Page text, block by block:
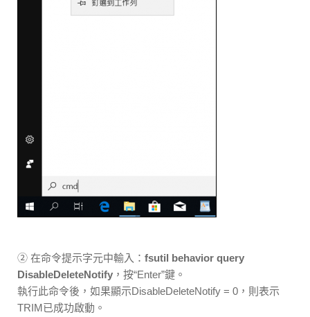
② 在命令提示字元中輸入： fsutil behavior query
DisableDeleteNotify ，按“Enter”鍵。
執行此命令後，如果顯示DisableDeleteNotify = 0，則表示
TRIM已成功啟動。